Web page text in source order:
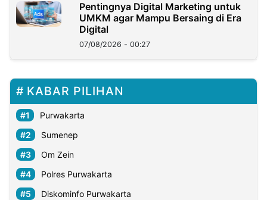
Pentingnya Digital Marketing untuk
UMKM agar Mampu Bersaing di Era
Digital
07/08/2026 - 00:27
KABAR PILIHAN
Purwakarta
Sumenep
Om Zein
Polres Purwakarta
Diskominfo Purwakarta